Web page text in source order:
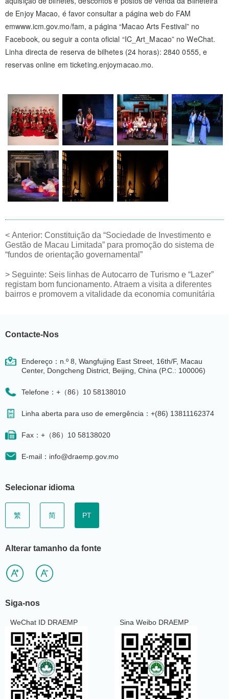
de Enjoy Macao, é favor consultar a página web do FAM
emwww.icm.gov.mo/fam, a página “Macao Arts Festival” no
Facebook, ou seguir a conta oficial “IC_Art_Macao” no WeChat.
Linha directa de reserva de bilhetes (24 horas): 2840 0555, e
reservas online em ticketing.enjoymacao.mo.
< Anterior: Constituição da “Sociedade de Investimento e
Gestão de Macau Limitada” para promoção do sistema de
“fundos de orientação governamental”
> Seguinte: Seis linhas de Autocarro de Turismo e “Lazer”
registam bom funcionamento. Atraem a visita a diferentes
bairros e promovem a vitalidade da economia comunitária
Contacte-Nos
Endereço：n.º 8, Wangfujing East Street, 16th/F, Macau
Center, Dongcheng District, Beijing, China (P.C.: 100006)
Telefone：+（86）10 58138010
Linha aberta para uso de emergência：+(86) 13811162374
Fax：+（86）10 58138020
E-mail：info@draemp.gov.mo
Selecionar idioma
繁 简 PT
Alterar tamanho da fonte
Siga-nos
WeChat ID DRAEMP Sina Weibo DRAEMP